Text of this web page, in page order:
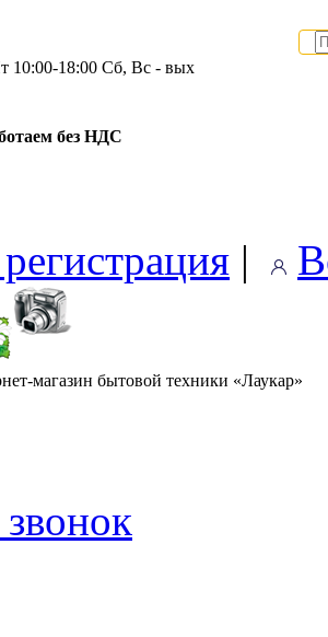
10:00-18:00 Сб, Вс - вых
без НДС
|
магазин бытовой техники «Лаукар»
звонок